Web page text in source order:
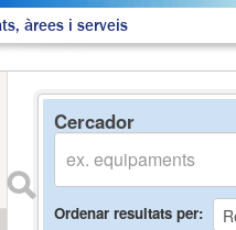
àrees i serveis
Cercador
Ordenar resultats per